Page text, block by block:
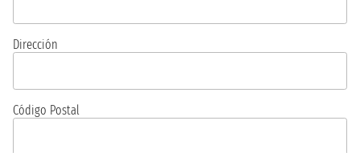
Dirección
Código Postal